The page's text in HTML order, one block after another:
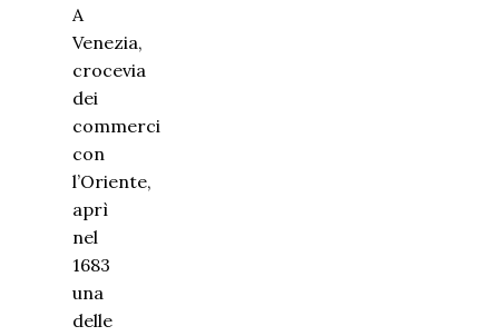
A
Venezia,
crocevia
dei
commerci
con
l’Oriente,
aprì
nel
1683
una
delle